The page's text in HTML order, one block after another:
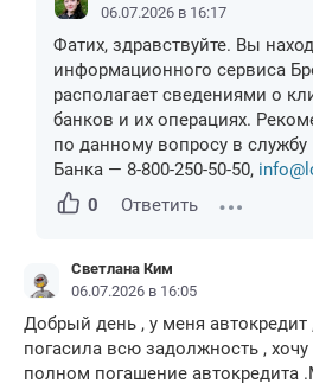
06.07.2026 в 16:17
Фатих, здравствуйте. Вы
информационного сервиса
располагает сведениями о
банков и их операциях.
по данному вопросу в
Банка — 8-800-250-50-50,
0
Ответить
Светлана Ким
06.07.2026 в 16:05
Добрый день , у меня автокредит
погасила всю задолжность , хочу
полном погашение автокредита